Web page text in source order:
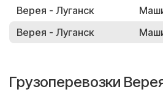
Верея - Луганск
Верея - Луганск
Грузоперевозки